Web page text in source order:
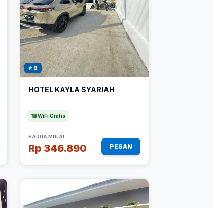
⭐ 9
HOTEL KAYLA SYARIAH
📶 WiFi Gratis
HARGA MULAI
Rp 346.890 PESAN